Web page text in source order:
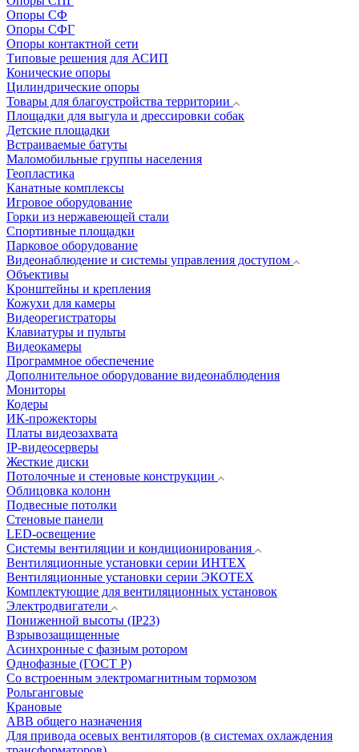
Опоры СФ
Опоры СФГ
Опоры контактной сети
Типовые решения для АСИП
Конические опоры
Цилиндрические опоры
Товары для благоустройства территории
Площадки для выгула и дрессировки собак
Детские площадки
Встраиваемые батуты
Маломобильные группы населения
Геопластика
Канатные комплексы
Игровое оборудование
Горки из нержавеющей стали
Спортивные площадки
Парковое оборудование
Видеонаблюдение и системы управления доступом
Объективы
Кронштейны и крепления
Кожухи для камеры
Видеорегистраторы
Клавиатуры и пульты
Видеокамеры
Программное обеспечение
Дополнительное оборудование видеонаблюдения
Мониторы
Кодеры
ИК-прожекторы
Платы видеозахвата
IP-видеосерверы
Жесткие диски
Потолочные и стеновые конструкции
Облицовка колонн
Подвесные потолки
Стеновые панели
LED-освещение
Системы вентиляции и кондиционирования
Вентиляционные установки серии ИНТЕХ
Вентиляционные установки серии ЭКОТЕХ
Комплектующие для вентиляционных установок
Электродвигатели
Пониженной высоты (IP23)
Взрывозащищенные
Асинхронные с фазным ротором
Однофазные (ГОСТ Р)
Со встроенным электромагнитным тормозом
Рольганговые
Крановые
АВВ общего назначения
Для привода осевых вентиляторов (в системах охлаждения